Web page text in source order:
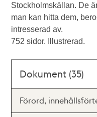
Stockholmskällan. De
man kan hitta dem,
intresserad av.
752 sidor. Illustrerad.
Dokument (35)
Förord,